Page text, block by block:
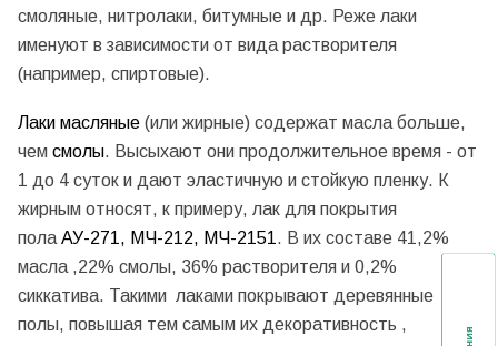
смоляные, нитролаки, битумные и др. Реже лаки
именуют в зависимости от вида растворителя
(например, спиртовые).
Лаки масляные (или жирные) содержат масла больше,
чем смолы. Высыхают они продолжительное время - от
1 до 4 суток и дают эластичную и стойкую пленку. К
жирным относят, к примеру, лак для покрытия
пола АУ-271, МЧ-212, МЧ-2151. В их составе 41,2%
масла ,22% смолы, 36% растворителя и 0,2%
сиккатива. Такими лаками покрывают деревянные
полы, повышая тем самым их декоративность ,